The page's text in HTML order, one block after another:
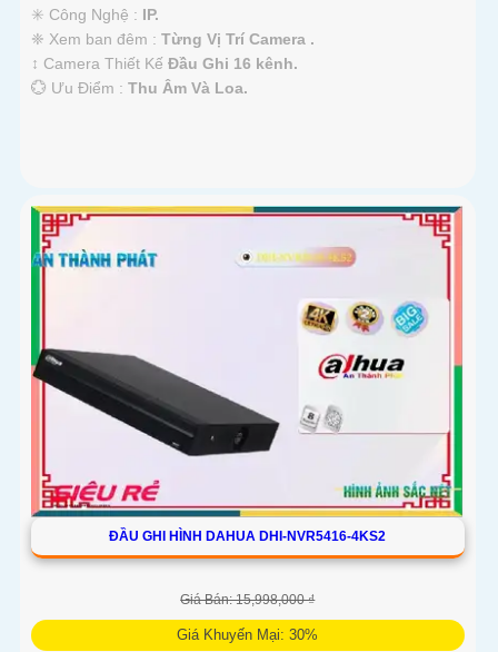
✳️ Công Nghệ : IP.
❈ Xem ban đêm : Từng Vị Trí Camera .
↕️ Camera Thiết Kế Đầu Ghi 16 kênh.
️💮 Ưu Điểm : Thu Âm Và Loa.
ĐẦU GHI HÌNH DAHUA DHI-NVR5416-4KS2
Giá Bán: 15,998,000 ₫
Giá Khuyến Mại: 30%